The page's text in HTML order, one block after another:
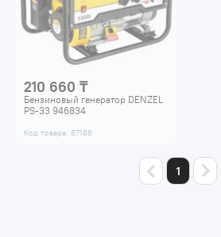
210 660 ₸
Бензиновый генератор DENZEL
PS-33 946834
Код товара: 87186
1